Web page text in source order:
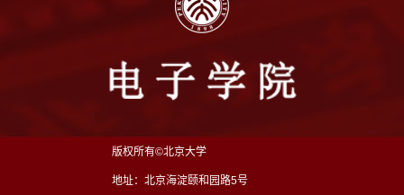
版权所有©北京大学
地址：北京海淀颐和园路5号